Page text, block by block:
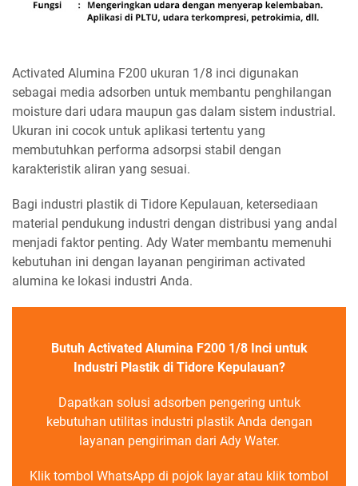
Activated Alumina F200 ukuran 1/8 inci digunakan
sebagai media adsorben untuk membantu penghilangan
moisture dari udara maupun gas dalam sistem industrial.
Ukuran ini cocok untuk aplikasi tertentu yang
membutuhkan performa adsorpsi stabil dengan
karakteristik aliran yang sesuai.
Bagi industri plastik di Tidore Kepulauan, ketersediaan
material pendukung industri dengan distribusi yang andal
menjadi faktor penting. Ady Water membantu memenuhi
kebutuhan ini dengan layanan pengiriman activated
alumina ke lokasi industri Anda.
Butuh Activated Alumina F200 1/8 Inci untuk
Industri Plastik di Tidore Kepulauan?
Dapatkan solusi adsorben pengering untuk
kebutuhan utilitas industri plastik Anda dengan
layanan pengiriman dari Ady Water.
Klik tombol WhatsApp di pojok layar atau klik tombol